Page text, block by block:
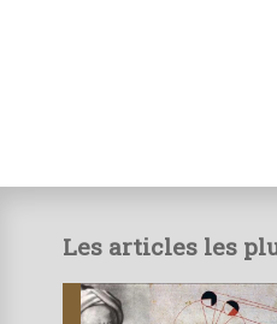
Les articles les